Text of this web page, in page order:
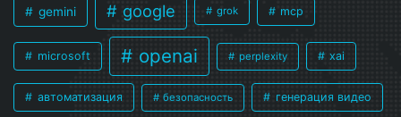
gemini google grok mcp
microsoft openai perplexity xai
автоматизация безопасность генерация видео